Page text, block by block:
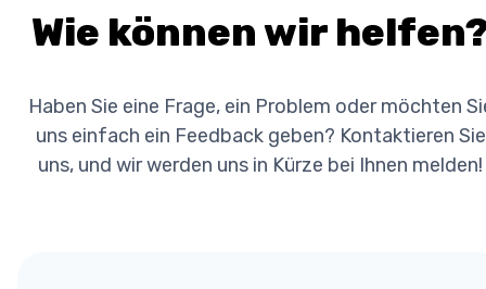
Wie können wir
Haben Sie eine Frage, ein Problem oder möchten
uns einfach ein Feedback geben? Kontaktieren Sie
uns, und wir werden uns in Kürze bei Ihnen melden!